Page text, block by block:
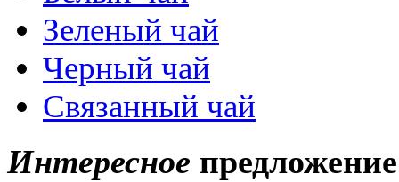
Зеленый чай
Черный чай
Связанный чай
Интересное предложение